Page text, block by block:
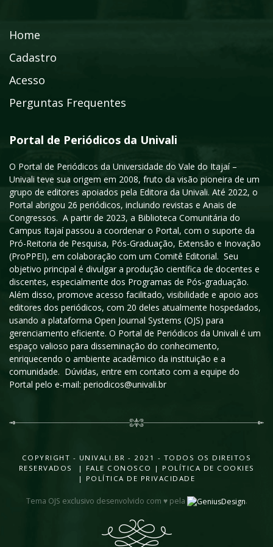
Home
Cadastro
Acesso
Perguntas Frequentes
Portal de Periódicos da Univali
O Portal de Periódicos da Universidade do Vale do Itajaí –
Univali teve sua origem em 2008, fruto da visão pioneira de um
grupo de editores apoiados pela Editora da Univali. Até 2022, o
Portal abrigou 26 periódicos, incluindo revistas e Anais de
Congressos. A partir de 2023, a Biblioteca Comunitária do
Campus Itajaí passou a coordenar o Portal, com o suporte da
Pró-Reitoria de Pesquisa, Pós-Graduação, Extensão e Inovação
(ProPPEI), em colaboração com um Comitê Editorial. Seu
objetivo principal é divulgar a produção científica de docentes e
discentes, especialmente dos Programas de Pós-graduação.
Além disso, promove acesso facilitado, visibilidade e apoio aos
editores dos periódicos, com 20 deles atualmente hospedados,
usando a plataforma Open Journal Systems (OJS) para
gerenciamento eficiente. O Portal de Periódicos da Univali é um
espaço valioso para disseminação do conhecimento,
enriquecendo o ambiente acadêmico da instituição e a
comunidade. Dúvidas, entre em contato com a equipe do
Portal pelo e-mail: periodicos@univali.br
COPYRIGHT - UNIVALI.BR - 2021 - TODOS OS DIREITOS
RESERVADOS |
FALE CONOSCO | POLÍTICA DE COOKIES
| POLÍTICA DE PRIVACIDADE
Tema OJS exclusivo desenvolvido com ♥ pela .